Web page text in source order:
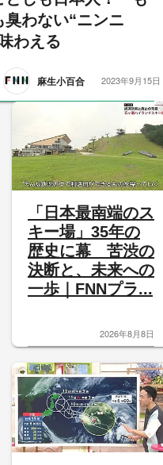
わない“ニンニ
わえる
麻生小百合 2023年9月15日
「日本最南端のス
キー場」35年の
歴史に幕 苦渋の
決断と、未来への
一歩｜FNNプラ...
2026年8月8日